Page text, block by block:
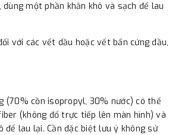
một phần khăn khô và sạch để lau
với các vết dầu hoặc vết bẩn cứng đầu,
(70% cồn isopropyl, 30% nước) có thể
(không đổ trực tiếp lên màn hình) và
để lau lại. Cần đặc biệt lưu ý không sử